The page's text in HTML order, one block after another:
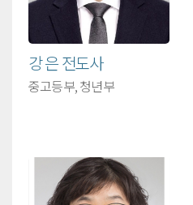
강 은 전도사
중고등부, 청년부